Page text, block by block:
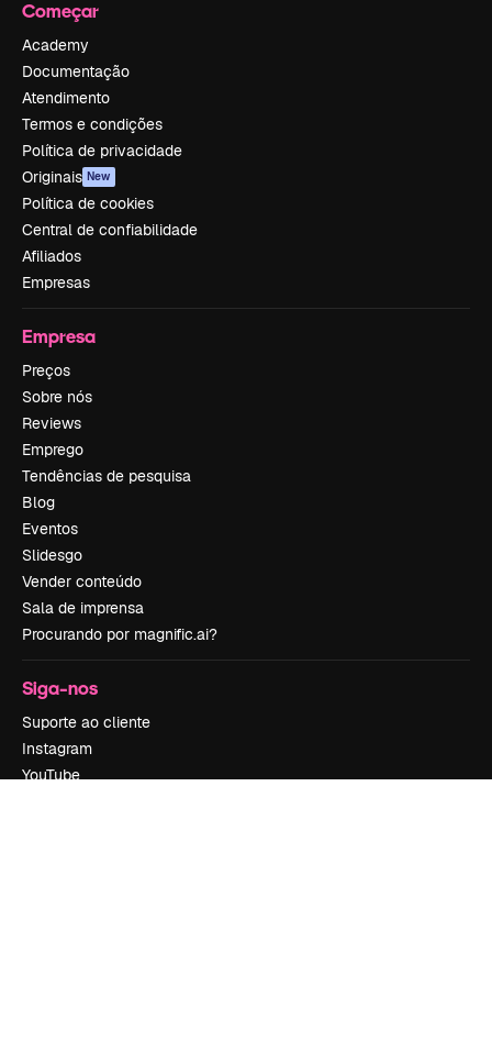
Começar
Academy
Documentação
Atendimento
Termos e condições
Política de privacidade
Originais New
Política de cookies
Central de confiabilidade
Afiliados
Empresas
Empresa
Preços
Sobre nós
Reviews
Emprego
Tendências de pesquisa
Blog
Eventos
Slidesgo
Vender conteúdo
Sala de imprensa
Procurando por magnific.ai?
Siga-nos
Suporte ao cliente
Instagram
YouTube